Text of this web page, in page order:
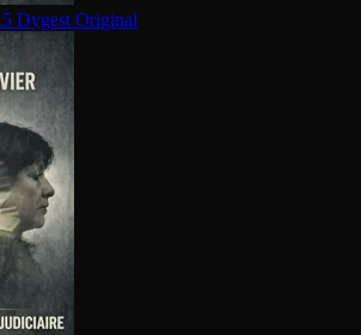
Dygest Original